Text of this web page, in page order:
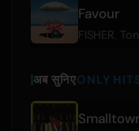
Favour
FISHER
अब सुनिएONLY